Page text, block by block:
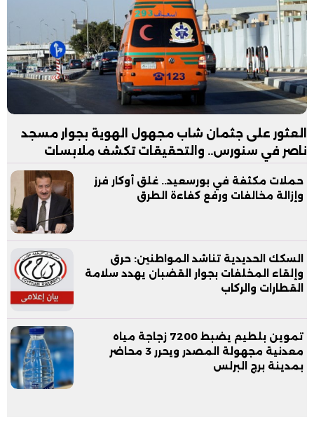
العثور على جثمان شاب مجهول الهوية بجوار مسجد
ناصر في سنورس.. والتحقيقات تكشف ملابسات
حملات مكثفة في بورسعيد.. غلق أوكار فرز
وإزالة مخالفات ورفع كفاءة الطرق
السكك الحديدية تناشد المواطنين: حرق
وإلقاء المخلفات بجوار القضبان يهدد سلامة
القطارات والركاب
تموين بلطيم يضبط 7200 زجاجة مياه
معدنية مجهولة المصدر ويحرر 3 محاضر
بمدينة برج البرلس